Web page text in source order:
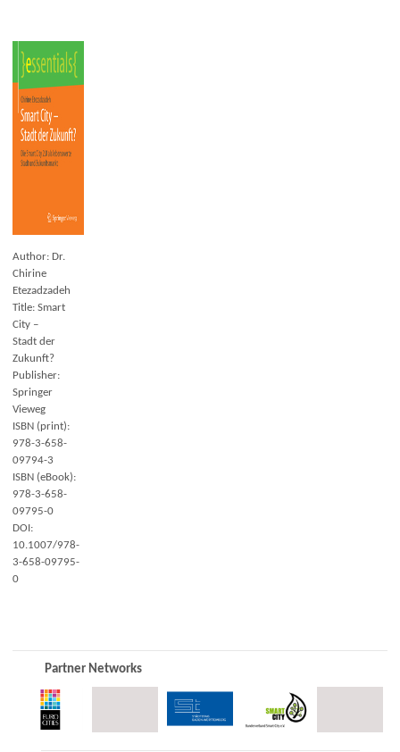
Author: Dr.
Chirine
Etezadzadeh
Title: Smart
City –
Stadt der
Zukunft?
Publisher:
Springer
Vieweg
ISBN (print):
978-3-658-
09794-3
ISBN (eBook):
978-3-658-
09795-0
DOI:
10.1007/978-
3-658-09795-
0
Partner Networks